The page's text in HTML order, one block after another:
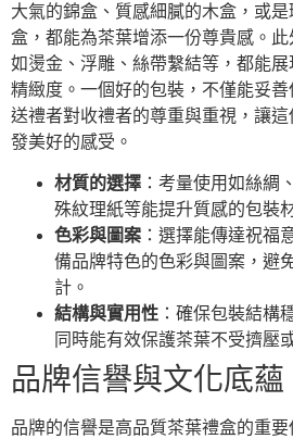
大氣的錦盒、質感細膩的木盒，或
盒，都能為茶葉增添一份尊貴感。此
如燙金、浮雕、絲帶繫結等，都能
精緻度。一個好的包裝，不僅能妥
送禮者對收禮者的尊重與重視，讓這
發美好的感受。
材質的選擇 ：考量使用如絲綢
殊紋理紙等能提升質感的包裝
色彩與圖案 ：選擇能傳達祝福
備品牌特色的色彩與圖案，避
計。
結構與實用性 ：確保包裝結構
同時能有效保護茶葉不受擠壓
品牌信譽與文化底蘊
品牌的信譽是高品質茶葉禮盒的重